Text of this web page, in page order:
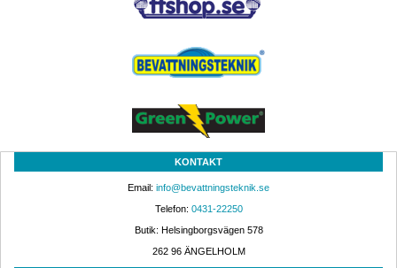
KONTAKT
Email: info@bevattningsteknik.se
Telefon: 0431-22250
Butik: Helsingborgsvägen 578
262 96 ÄNGELHOLM